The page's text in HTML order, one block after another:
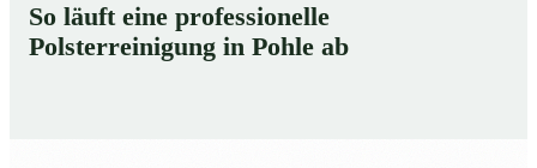
So läuft eine professionelle
Polsterreinigung in Pohle ab